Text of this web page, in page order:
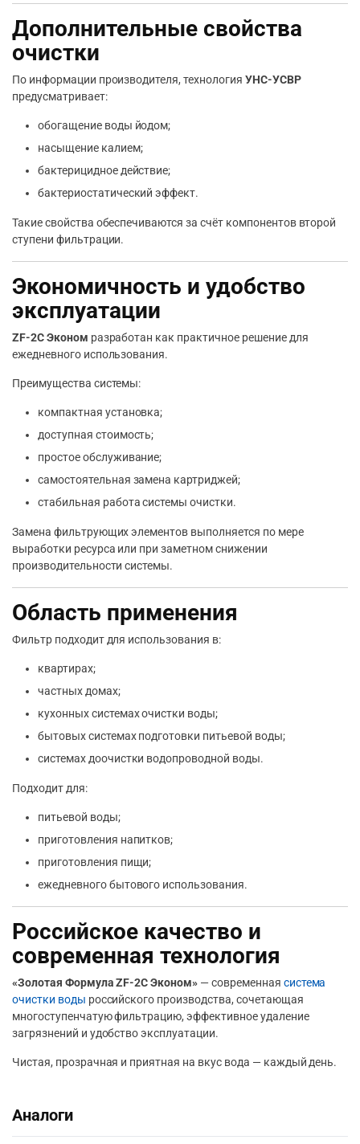
Дополнительные свойства
очистки
По информации производителя, технология УНС-УСВР
предусматривает:
обогащение воды йодом;
насыщение калием;
бактерицидное действие;
бактериостатический эффект.
Такие свойства обеспечиваются за счёт компонентов второй
ступени фильтрации.
Экономичность и удобство
эксплуатации
ZF-2С Эконом разработан как практичное решение для
ежедневного использования.
Преимущества системы:
компактная установка;
доступная стоимость;
простое обслуживание;
самостоятельная замена картриджей;
стабильная работа системы очистки.
Замена фильтрующих элементов выполняется по мере
выработки ресурса или при заметном снижении
производительности системы.
Область применения
Фильтр подходит для использования в:
квартирах;
частных домах;
кухонных системах очистки воды;
бытовых системах подготовки питьевой воды;
системах доочистки водопроводной воды.
Подходит для:
питьевой воды;
приготовления напитков;
приготовления пищи;
ежедневного бытового использования.
Российское качество и
современная технология
«Золотая Формула ZF-2С Эконом» — современная система
очистки воды российского производства, сочетающая
многоступенчатую фильтрацию, эффективное удаление
загрязнений и удобство эксплуатации.
Чистая, прозрачная и приятная на вкус вода — каждый день.
Аналоги